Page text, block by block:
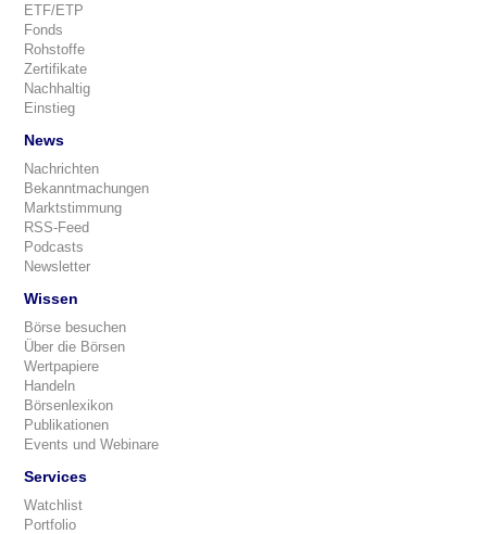
ETF/ETP
Fonds
Rohstoffe
Zertifikate
Nachhaltig
Einstieg
News
Nachrichten
Bekanntmachungen
Marktstimmung
RSS-Feed
Podcasts
Newsletter
Wissen
Börse besuchen
Über die Börsen
Wertpapiere
Handeln
Börsenlexikon
Publikationen
Events und Webinare
Services
Watchlist
Portfolio